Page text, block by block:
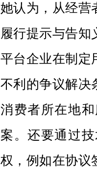
她认为，从经营
履行提示与告知
平台企业在制定
不利的争议解决
消费者所在地
案。还要通过
权，例如在协议